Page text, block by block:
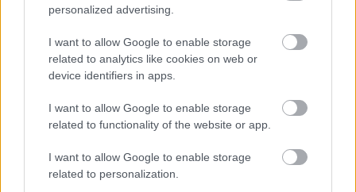
personalized advertising.
I want to allow Google to enable storage
related to analytics like cookies on web or
device identifiers in apps.
I want to allow Google to enable storage
related to functionality of the website or app.
I want to allow Google to enable storage
related to personalization.
Škoda Enyaq 85 – fő technikai adatok
Adat Škoda Enyaq 85